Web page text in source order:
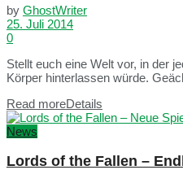
by GhostWriter
25. Juli 2014
0
Stellt euch eine Welt vor, in der
Körper hinterlassen würde.
Read moreDetails
News
Lords of the Fallen –